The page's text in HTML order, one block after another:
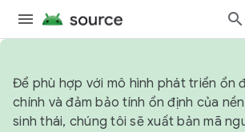
Để phù hợp với mô hình phát triển ổn
chính và đảm bảo tính ổn định của
sinh thái, chúng tôi sẽ xuất bản mã